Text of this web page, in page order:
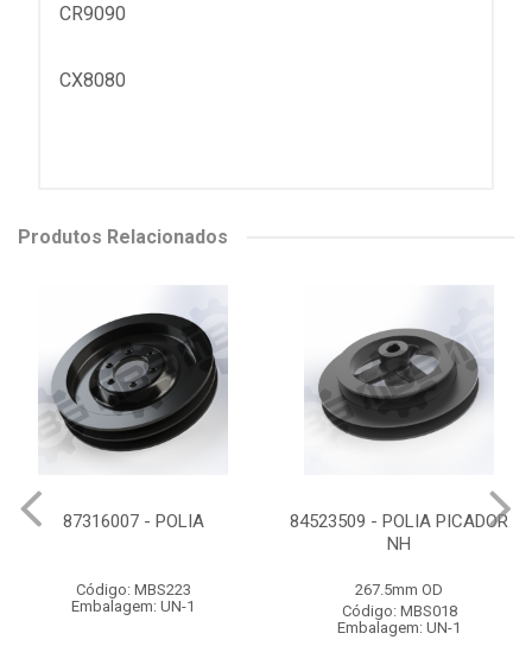
CR9090
CX8080
Produtos Relacionados
87316007 - POLIA
Código: MBS223
Embalagem: UN-1
84523509 - POLIA PICADOR
NH
267.5mm OD
Código: MBS018
Embalagem: UN-1